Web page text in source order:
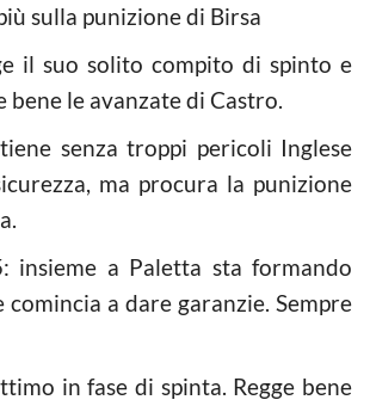
sulla punizione di Birsa
il suo solito compito di spinto e
bene le avanzate di Castro.
senza troppi pericoli Inglese
ma procura la punizione
insieme a Paletta sta formando
comincia a dare garanzie. Sempre
in fase di spinta. Regge bene